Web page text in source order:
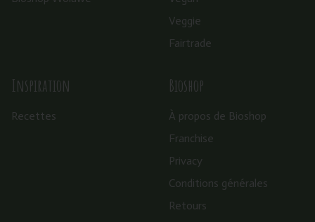
Veggie
Fairtrade
Inspiration
Recettes
Bioshop
À propos de Bioshop
Franchise
Privacy
Conditions générales
Retours